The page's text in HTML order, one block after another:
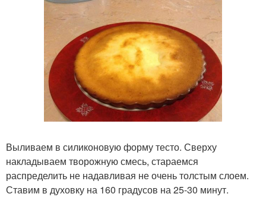
Выливаем в силиконовую форму тесто. Сверху
накладываем творожную смесь, стараемся
распределить не надавливая не очень толстым слоем.
Ставим в духовку на 160 градусов на 25-30 минут.